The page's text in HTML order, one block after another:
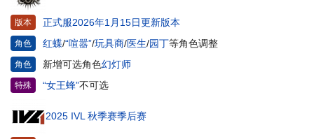
版本 正式服2026年1月15日更新版本
角色 红蝶/“喧嚣”/玩具商/医生/园丁等角色调整
角色 新增可选角色幻灯师
特殊 “女王蜂”不可选
2025 IVL 秋季赛季后赛